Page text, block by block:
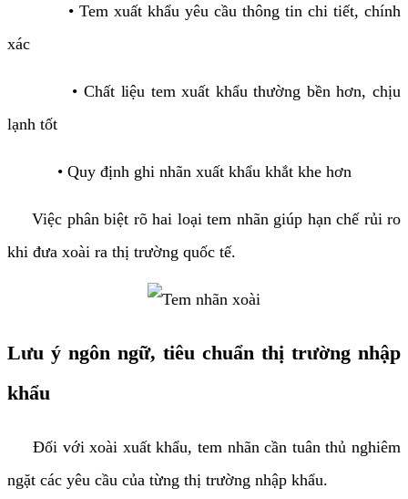
• Tem xuất khẩu yêu cầu thông tin chi tiết, chính
xác
• Chất liệu tem xuất khẩu thường bền hơn, chịu
lạnh tốt
• Quy định ghi nhãn xuất khẩu khắt khe hơn
Việc phân biệt rõ hai loại tem nhãn giúp hạn chế rủi ro
khi đưa xoài ra thị trường quốc tế.
Lưu ý ngôn ngữ, tiêu chuẩn thị trường nhập
khẩu
Đối với xoài xuất khẩu, tem nhãn cần tuân thủ nghiêm
ngặt các yêu cầu của từng thị trường nhập khẩu.